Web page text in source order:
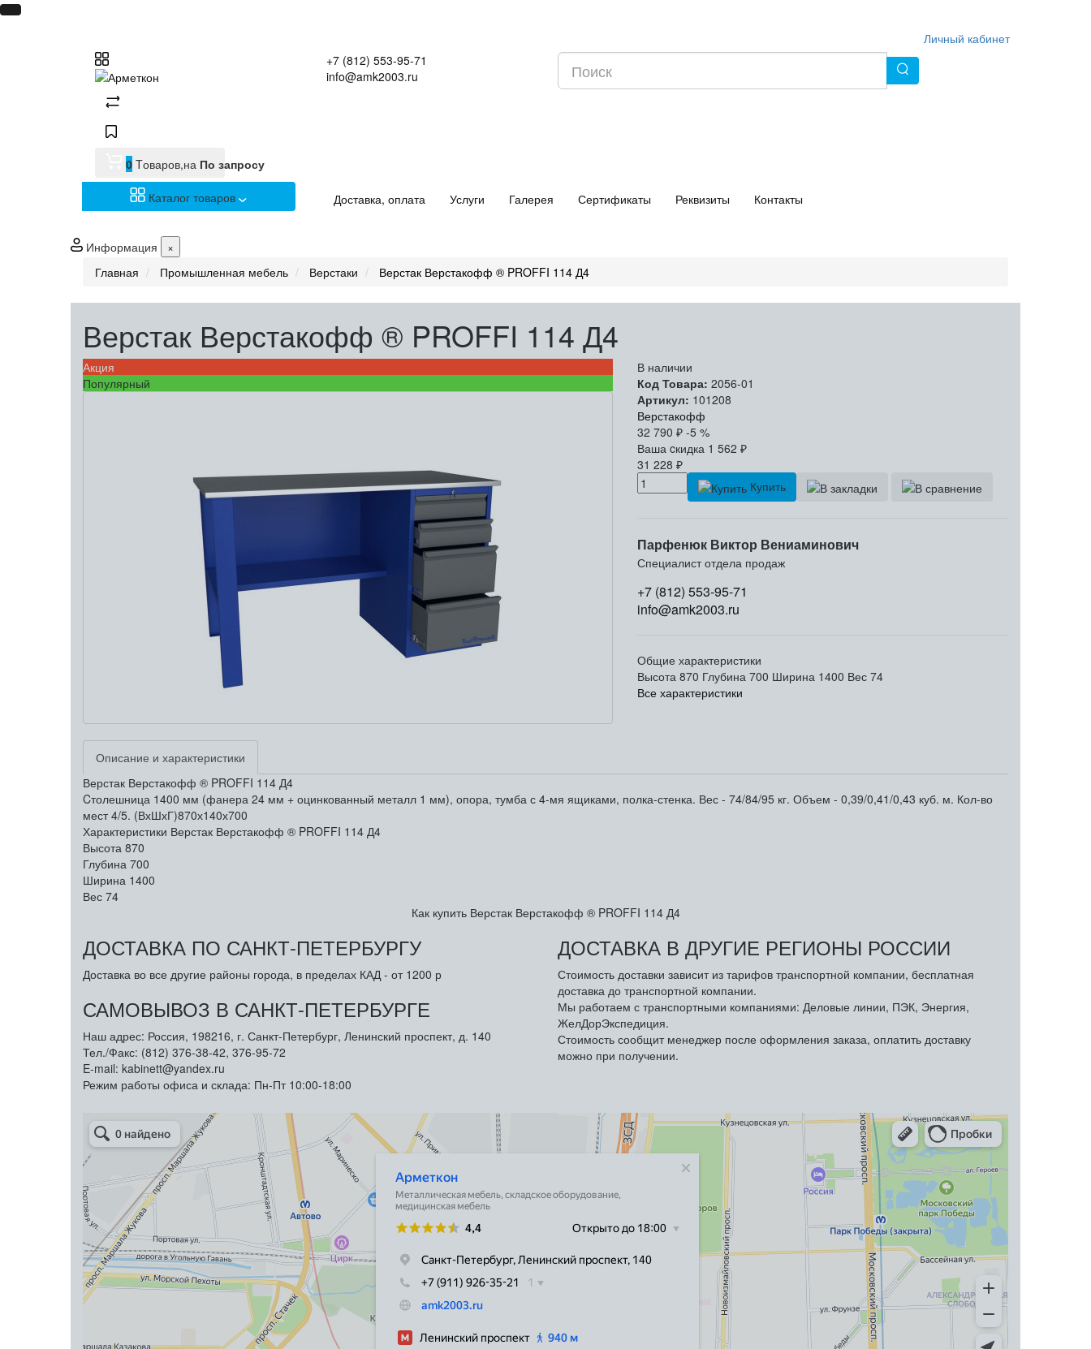
Личный кабинет
+7 (812) 553-95-71
info@amk2003.ru
0 Tоваров,на По запросу
Каталог товаров Доставка, оплата Услуги Галерея Сертификаты Реквизиты Контакты
Информация
×
Главная
Промышленная мебель Верстаки Верстак Верстакофф ® PROFFI 114 Д4
Верстак Верстакофф ® PROFFI 114 Д4
Акция
Популярный
В наличии
Код Товара: 2056-01
Артикул: 101208
Верстакофф
32 790 ₽ -5 %
Ваша cкидка 1 562 ₽
31 228 ₽
Купить
Парфенюк Виктор Вениаминович
Специалист отдела продаж
+7 (812) 553-95-71
info@amk2003.ru
Общие характеристики
Высота 870 Глубина 700 Ширина 1400 Вес 74
Все характеристики
Описание и характеристики
Верстак Верстакофф ® PROFFI 114 Д4
Cтолешница 1400 мм (фанера 24 мм + оцинкованный металл 1 мм), опора, тумба с 4-мя ящиками, полка-стенка. Вес - 74/84/95 кг. Объем - 0,39/0,41/0,43 куб. м. Кол-во
мест 4/5. (ВхШхГ)870х140х700
Характеристики Верстак Верстакофф ® PROFFI 114 Д4
Высота 870
Глубина 700
Ширина 1400
Вес 74
Как купить Верстак Верстакофф ® PROFFI 114 Д4
ДОСТАВКА ПО САНКТ-ПЕТЕРБУРГУ
Доставка во все другие районы города, в пределах КАД - от 1200 р
САМОВЫВОЗ В САНКТ-ПЕТЕРБУРГЕ
Наш адрес: Россия, 198216, г. Санкт-Петербург, Ленинский проспект, д. 140
Тел./Факс: (812) 376-38-42, 376-95-72
E-mail: kabinett@yandex.ru
Режим работы офиса и склада: Пн-Пт 10:00-18:00
ДОСТАВКА В ДРУГИЕ РЕГИОНЫ РОССИИ
Стоимость доставки зависит из тарифов транспортной компании, бесплатная
доставка до транспортной компании.
Мы работаем с транспортными компаниями: Деловые линии, ПЭК, Энергия,
ЖелДорЭкспедиция.
Стоимость сообщит менеджер после оформления заказа, оплатить доставку
можно при получении.
Металлическая мебель в Санкт‑Петербурге
Торговое оборудование в Санкт‑Петербурге